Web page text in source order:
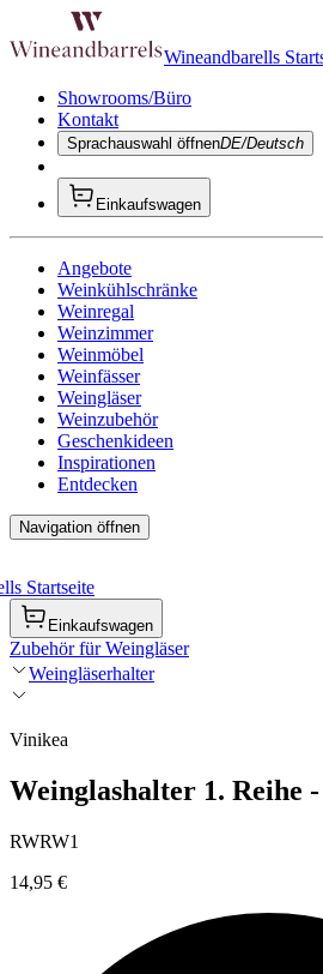
Wineandbarells
Showrooms/Büro
Kontakt
Sprachauswahl öffnenDE/Deutsch
Einkaufswagen
Angebote
Weinkühlschränke
Weinregal
Weinzimmer
Weinmöbel
Weinfässer
Weingläser
Weinzubehör
Geschenkideen
Inspirationen
Entdecken
Navigation öffnen
Startseite
Einkaufswagen
Zubehör für Weingläser
Weingläserhalter
Vinikea
Weinglashalter 1. Reihe
RWRW1
14,95 €